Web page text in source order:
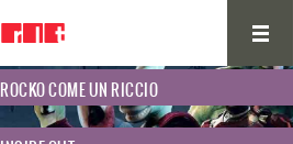
#LADURAVERITA’
ROCKO COME UN RICCIO